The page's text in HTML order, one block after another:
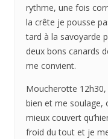
rythme, une fois
la crête je pousse
tard à la savoyarde
deux bons canards
me convient.
Moucherotte
bien et me soulage,
mieux couvert
froid du tout et je